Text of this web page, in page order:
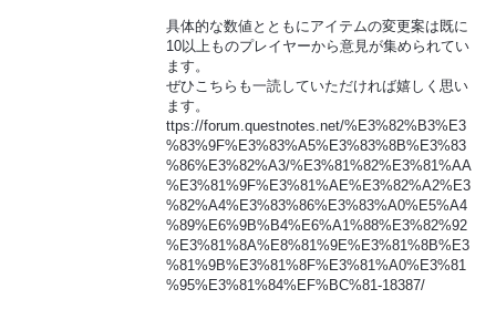
具体的な数値とともにアイテムの変更案は既に
10以上ものプレイヤーから意見が集められてい
ます。
ぜひこちらも一読していただければ嬉しく思い
ます。
ttps://forum.questnotes.net/%E3%82%B3%E3
%83%9F%E3%83%A5%E3%83%8B%E3%83
%86%E3%82%A3/%E3%81%82%E3%81%AA
%E3%81%9F%E3%81%AE%E3%82%A2%E3
%82%A4%E3%83%86%E3%83%A0%E5%A4
%89%E6%9B%B4%E6%A1%88%E3%82%92
%E3%81%8A%E8%81%9E%E3%81%8B%E3
%81%9B%E3%81%8F%E3%81%A0%E3%81
%95%E3%81%84%EF%BC%81-18387/